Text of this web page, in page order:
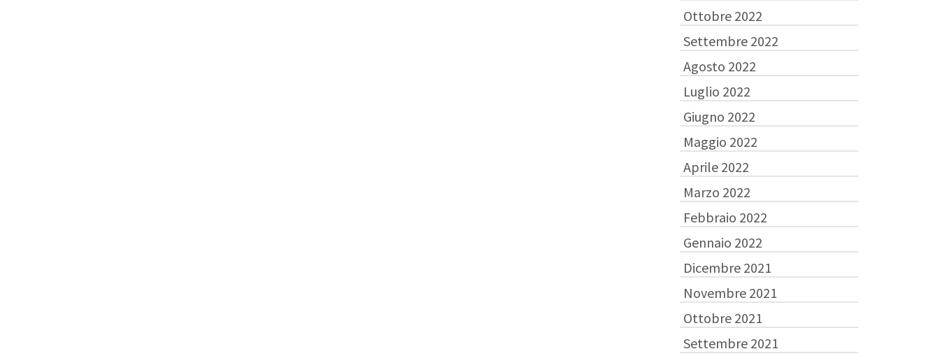
Ottobre 2022
Settembre 2022
Agosto 2022
Luglio 2022
Giugno 2022
Maggio 2022
Aprile 2022
Marzo 2022
Febbraio 2022
Gennaio 2022
Dicembre 2021
Novembre 2021
Ottobre 2021
Settembre 2021